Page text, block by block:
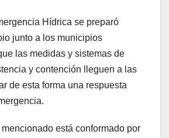
Hídrica se preparó
junto a los municipios
las medidas y sistemas de
y contención lleguen a las
de esta forma una respuesta
está conformado por